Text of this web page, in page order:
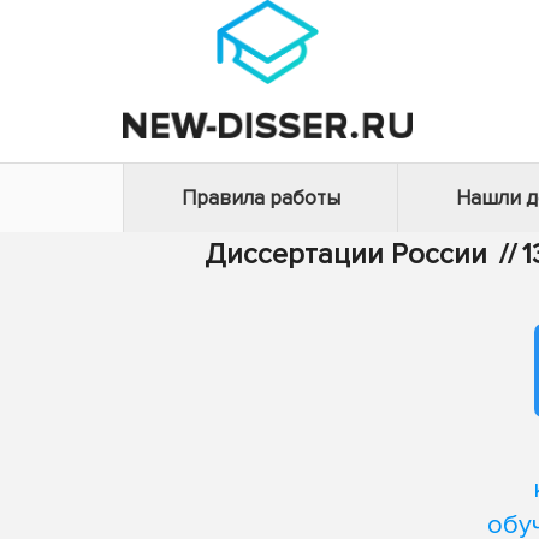
Правила работы Нашли
Диссертации России //